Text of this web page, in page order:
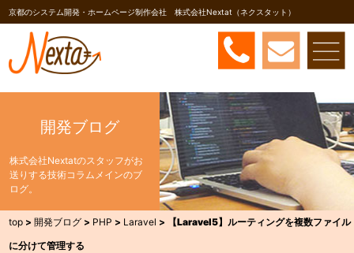
京都のシステム開発・ホームページ制作会社 株式会社Nextat（ネクスタット）
開発ブログ
株式会社Nextatのスタッフがお
送りする技術コラムメインのブ
ログ。
top >開発ブログ > PHP > Laravel >
【Laravel5】ルーティングを複数ファイル
に分けて管理する